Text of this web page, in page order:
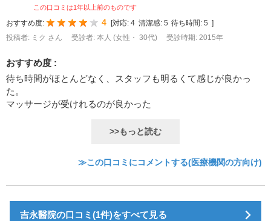
この口コミは1年以上前のものです
おすすめ度: 4 [対応: 4 清潔感: 5 待ち時間: 5 ]
投稿者: ミク さん
受診者: 本人 (女性・ 30代) 受診時期: 2015年
おすすめ度 :
待ち時間がほとんどなく、スタッフも明るくて感じが良かっ
た。
マッサージが受けれるのが良かった
>>もっと読む
≫この口コミにコメントする(医療機関の方向け)
吉永醫院の口コミ(1件)をすべて見る